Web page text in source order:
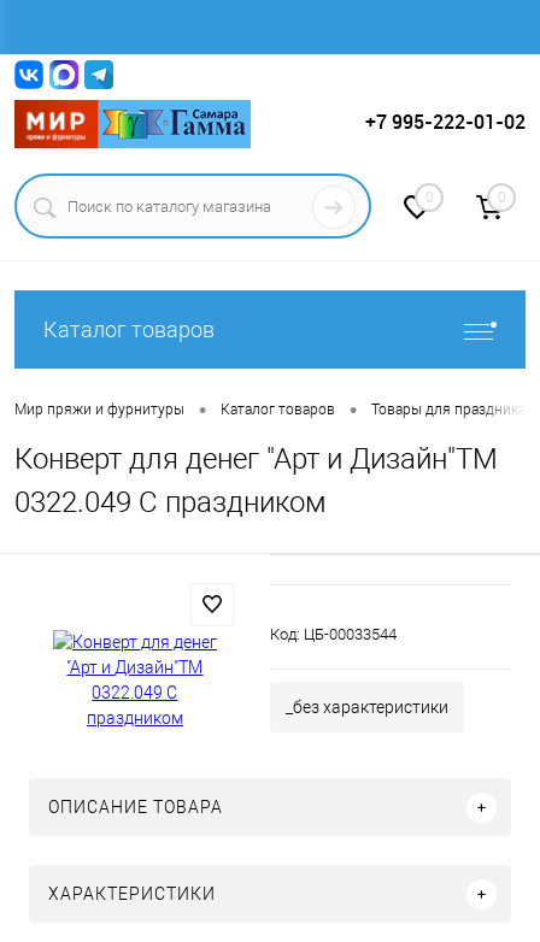
+7 995-222-01-02
0 0
Каталог товаров
Мир пряжи и фурнитуры • Каталог товаров • Товары для праздника.
Конверт для денег "Арт и Дизайн"ТМ
0322.049 С праздником
Код: ЦБ-00033544
_без характеристики
ОПИСАНИЕ ТОВАРА
ХАРАКТЕРИСТИКИ